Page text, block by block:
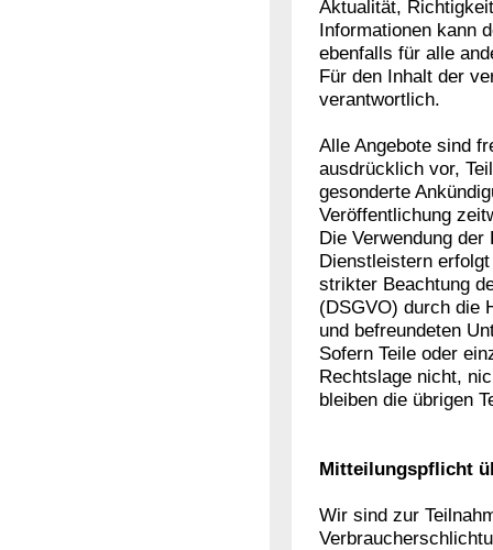
Aktualität,
Informationen kann
ebenfalls für alle
Für den Inhalt der
verantwortlich.
Alle Angebote sind
ausdrücklich vor,
gesonderte
Veröffentlichung
Die Verwendung
Dienstleistern
strikter Beachtung
(DSGVO) durch die
und befreundeten
Sofern Teile oder
Rechtslage nicht,
bleiben die übrigen
Mitteilungspflicht
Wir sind zur